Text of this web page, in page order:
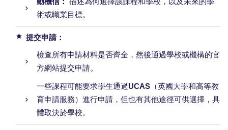
術或職業目標。
提交申請：
檢查所有申請材料是否齊全，然後通過學校或機構的官
方網站提交申請。
一些課程可能要求學生通過UCAS（英國大學和高等教
育申請服務）進行申請，但也有其他途徑可供選擇，具
體取決於學校。